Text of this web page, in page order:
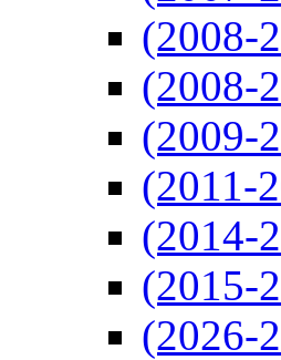
(2008-
(2008-
(2009-
(2011-
(2014-
(2015-
(2026-